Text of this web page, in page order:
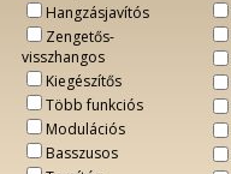
Hangzásjavítós
Zengetős-
visszhangos
Kiegészítős
Több funkciós
Modulációs
Basszusos